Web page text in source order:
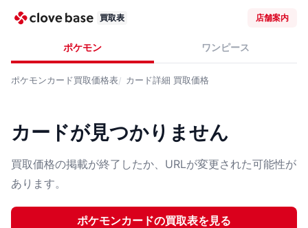
買取表 店舗案内
ポケモン ワンピース
ポケモンカード買取価格表 カード詳細 買取価格
カードが見つかりません
買取価格の掲載が終了したか、URLが変更された可能性が
あります。
ポケモンカードの買取表を見る